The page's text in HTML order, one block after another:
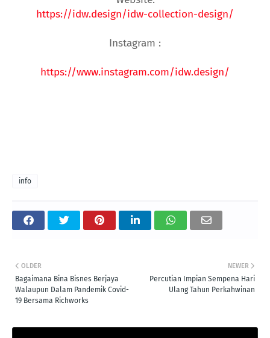
https://idw.design/idw-collection-design/
Instagram :
https://www.instagram.com/idw.design/
info
NEWER
Percutian Impian Sempena Hari
Ulang Tahun Perkahwinan
OLDER
Bagaimana Bina Bisnes Berjaya
Walaupun Dalam Pandemik Covid-
19 Bersama Richworks